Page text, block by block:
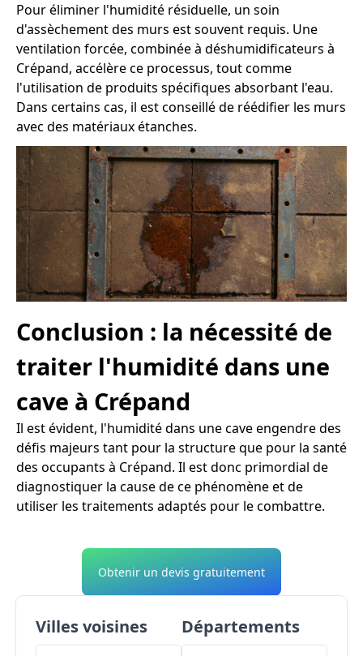
Pour éliminer l'humidité résiduelle, un soin
d'assèchement des murs est souvent requis. Une
ventilation forcée, combinée à déshumidificateurs à
Crépand, accélère ce processus, tout comme
l'utilisation de produits spécifiques absorbant l'eau.
Dans certains cas, il est conseillé de réédifier les murs
avec des matériaux étanches.
Conclusion : la nécessité de
traiter l'humidité dans une
cave à Crépand
Il est évident, l'humidité dans une cave engendre des
défis majeurs tant pour la structure que pour la santé
des occupants à Crépand. Il est donc primordial de
diagnostiquer la cause de ce phénomène et de
utiliser les traitements adaptés pour le combattre.
Obtenir un devis gratuitement
Villes voisines Départements